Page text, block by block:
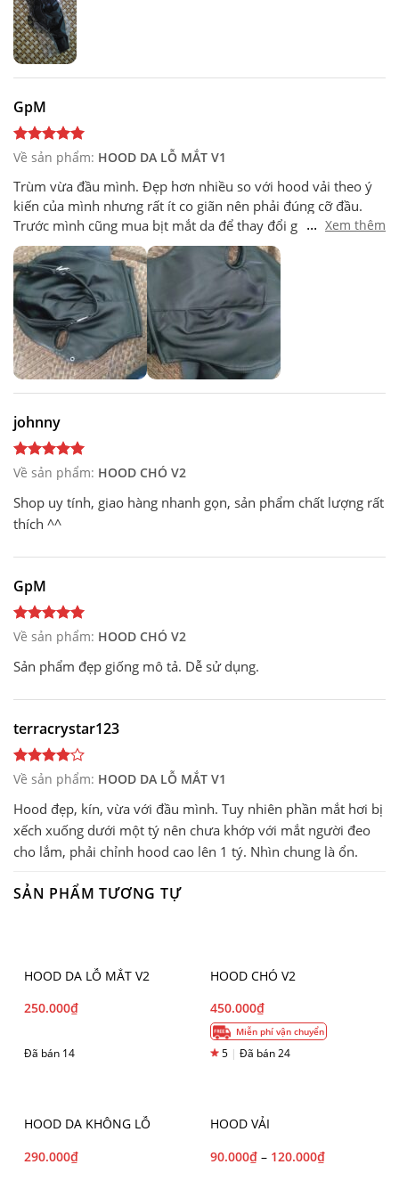
GpM
Về sản phẩm: HOOD DA LỖ MẮT V1
Trùm vừa đầu mình. Đẹp hơn nhiều so với hood vải theo ý
kiến của mình nhưng rất ít co giãn nên phải đúng cỡ đầu.
Trước mình cũng mua bịt mắt da để thay đổi giữa bịt và ko
bịt. Khá hợp dùng với hood này.
... Xem thêm
johnny
Về sản phẩm: HOOD CHÓ V2
Shop uy tính, giao hàng nhanh gọn, sản phẩm chất lượng rất
thích ^^
GpM
Về sản phẩm: HOOD CHÓ V2
Sản phẩm đẹp giống mô tả. Dễ sử dụng.
terracrystar123
Về sản phẩm: HOOD DA LỖ MẮT V1
Hood đẹp, kín, vừa với đầu mình. Tuy nhiên phần mắt hơi bị
xếch xuống dưới một tý nên chưa khớp với mắt người đeo
cho lắm, phải chỉnh hood cao lên 1 tý. Nhìn chung là ổn.
SẢN PHẨM TƯƠNG TỰ
HOOD DA LỖ MẮT V2
250.000₫
Đã bán 14
HOOD CHÓ V2
450.000₫
Miễn phí vận chuyển
5 | Đã bán 24
HOOD DA KHÔNG LỖ
290.000₫
HOOD VẢI
90.000₫ – 120.000₫